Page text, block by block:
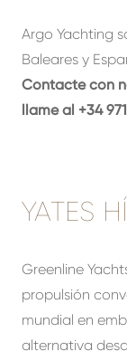
Argo Yachting
Baleares y
Contacte con
llame al +34
YATES
Greenline
propulsión
mundial en
alternativa